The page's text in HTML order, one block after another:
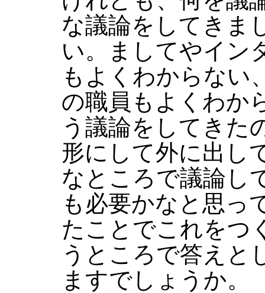
な議論をしてきま
い。ましてやイン
もよくわからない
の職員もよくわか
う議論をしてきた
形にして外に出し
なところで議論し
も必要かなと思っ
たことでこれをつ
うところで答えと
ますでしょうか。